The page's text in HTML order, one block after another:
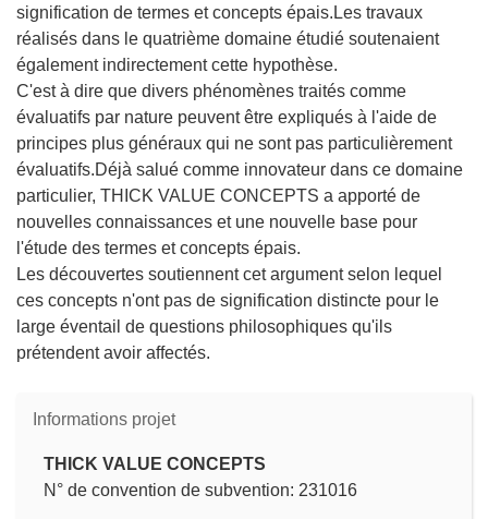
signification de termes et concepts épais.Les travaux
réalisés dans le quatrième domaine étudié soutenaient
également indirectement cette hypothèse.
C'est à dire que divers phénomènes traités comme
évaluatifs par nature peuvent être expliqués à l'aide de
principes plus généraux qui ne sont pas particulièrement
évaluatifs.Déjà salué comme innovateur dans ce domaine
particulier, THICK VALUE CONCEPTS a apporté de
nouvelles connaissances et une nouvelle base pour
l'étude des termes et concepts épais.
Les découvertes soutiennent cet argument selon lequel
ces concepts n'ont pas de signification distincte pour le
large éventail de questions philosophiques qu'ils
prétendent avoir affectés.
Informations projet
THICK VALUE CONCEPTS
N° de convention de subvention: 231016